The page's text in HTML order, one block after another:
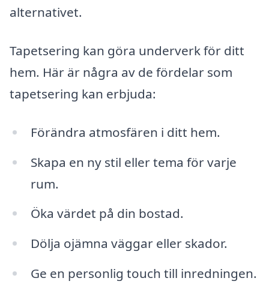
alternativet.
Tapetsering kan göra underverk för ditt
hem. Här är några av de fördelar som
tapetsering kan erbjuda:
Förändra atmosfären i ditt hem.
Skapa en ny stil eller tema för varje
rum.
Öka värdet på din bostad.
Dölja ojämna väggar eller skador.
Ge en personlig touch till inredningen.